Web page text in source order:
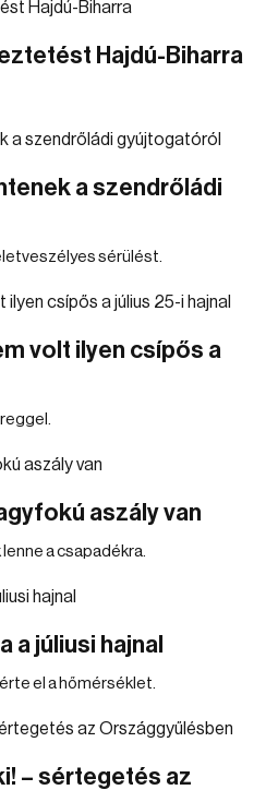
Hajdú-Biharra
a szendrőládi
sérülést.
volt ilyen csípős a
aszály van
a csapadékra.
a júliusi hajnal
el a hőmérséklet.
– sértegetés az